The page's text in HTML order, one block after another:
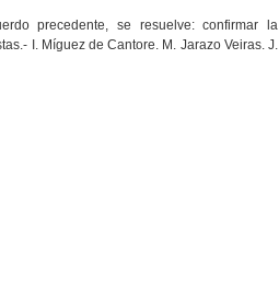
precedente, se resuelve: confirmar la
I. Míguez de Cantore. M. Jarazo Veiras. J.